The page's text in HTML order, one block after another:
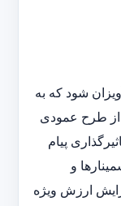
شود که به
از طرح عمودی
پیام
و
ارزش ویژه